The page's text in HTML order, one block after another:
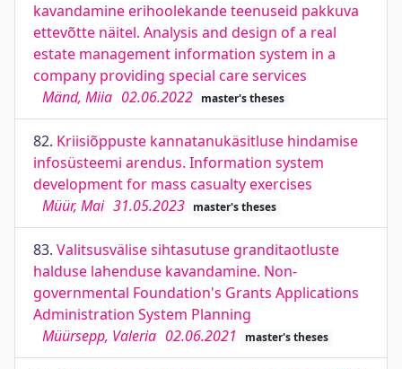
kavandamine erihoolekande teenuseid pakkuva
ettevõtte näitel. Analysis and design of a real
estate management information system in a
company providing special care services
Mänd, Miia 02.06.2022 master's theses
82. Kriisiõppuste kannatanukäsitluse hindamise
infosüsteemi arendus. Information system
development for mass casualty exercises
Müür, Mai 31.05.2023 master's theses
83. Valitsusvälise sihtasutuse granditaotluste
halduse lahenduse kavandamine. Non-
governmental Foundation's Grants Applications
Administration System Planning
Müürsepp, Valeria 02.06.2021 master's theses